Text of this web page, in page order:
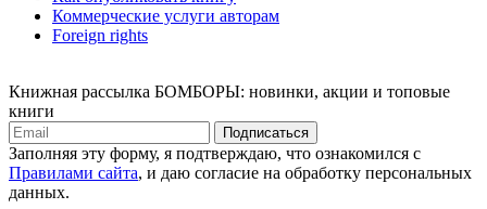
Коммерческие услуги авторам
Foreign rights
Книжная рассылка БОМБОРЫ: новинки, акции и топовые
книги
Подписаться
Заполняя эту форму, я подтверждаю, что ознакомился с
Правилами сайта, и даю согласие на обработку персональных
данных.